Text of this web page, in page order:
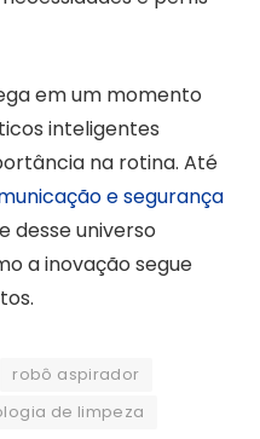
em um momento
inteligentes
na rotina. Até
e segurança
desse universo
a inovação segue
robô aspirador
de limpeza